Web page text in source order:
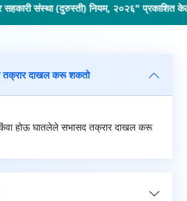
सहकारी संस्था (दुरुस्ती) नियम, २०२६" प्रकाशित
तक्रार दाखल करू शकतो
होऊ घातलेले सभासद तक्रार दाखल करू